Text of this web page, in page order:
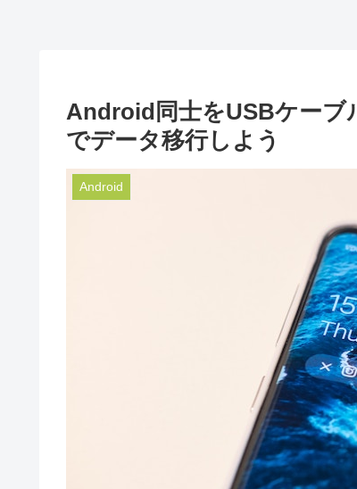
Android同士をUSBケーブ
でデータ移行しよう
Android